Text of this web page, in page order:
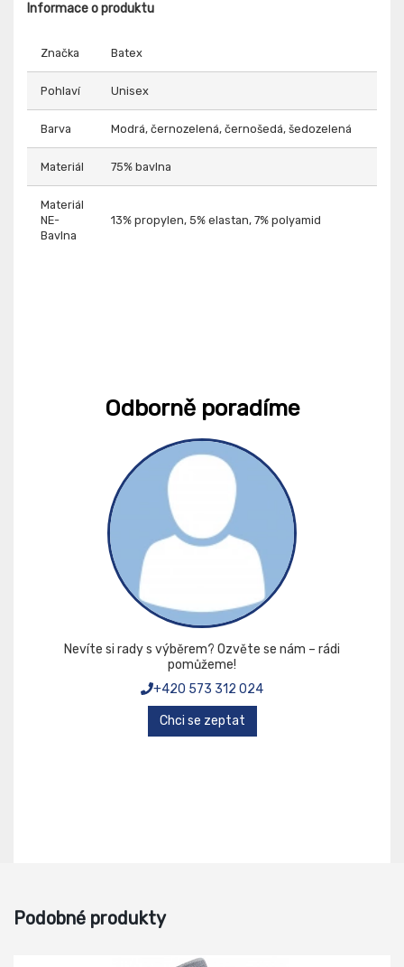
Informace o produktu
Značka Batex
Pohlaví Unisex
Barva Modrá, černozelená, černošedá, šedozelená
Materiál 75% bavlna
Materiál
NE-
Bavlna
13% propylen, 5% elastan, 7% polyamid
Odborně poradíme
Nevíte si rady s výběrem? Ozvěte se nám – rádi
pomůžeme!
+420 573 312 024
Chci se zeptat
Podobné produkty